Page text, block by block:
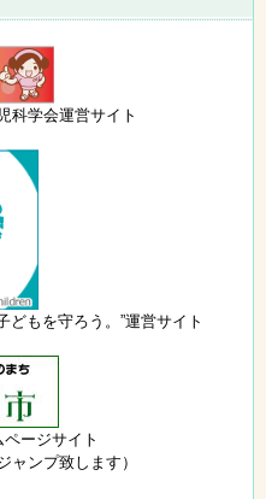
科学会運営サイト
どもを守ろう。”運営サイト
ージサイト
ャンプ致します）